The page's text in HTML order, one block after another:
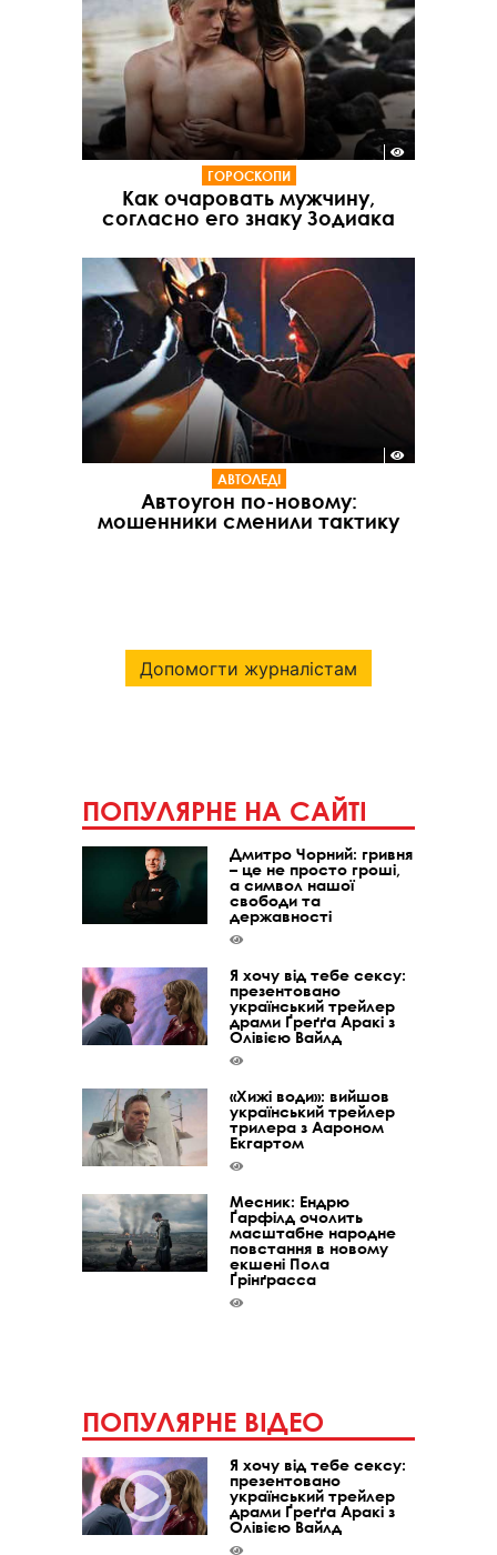
ГОРОСКОПИ
Как очаровать мужчину,
согласно его знаку Зодиака
АВТОЛЕДІ
Автоугон по-новому:
мошенники сменили тактику
Допомогти журналістам
ПОПУЛЯРНЕ НА САЙТІ
Дмитро Чорний: гривня
– це не просто гроші,
а символ нашої
свободи та
державності
Я хочу від тебе сексу:
презентовано
український трейлер
драми Ґреґґа Аракі з
Олівією Вайлд
«Хижі води»: вийшов
український трейлер
трилера з Аароном
Екгартом
Месник: Ендрю
Ґарфілд очолить
масштабне народне
повстання в новому
екшені Пола
Ґрінґрасса
ПОПУЛЯРНЕ ВІДЕО
Я хочу від тебе сексу:
презентовано
український трейлер
драми Ґреґґа Аракі з
Олівією Вайлд